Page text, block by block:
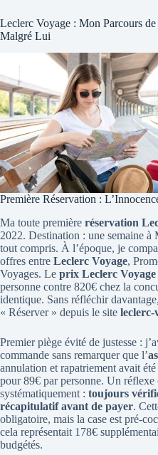
Leclerc Voyage : Mon Parcours
Malgré Lui
Première Réservation :
Ma toute première réservation
2022. Destination : une semaine
tout compris. À l’époque, je
offres entre Leclerc Voyage,
Voyages. Le prix Leclerc Voyage
personne contre 820€ chez la
identique. Sans réfléchir
« Réserver » depuis le site leclerc-
Premier piège évité de justesse :
commande sans remarquer que l’
annulation et rapatriement avait
pour 89€ par personne. Un réflexe
systématiquement : toujours
récapitulatif avant de payer.
obligatoire, mais la case est pré-
cela représentait 178€
budgétés.